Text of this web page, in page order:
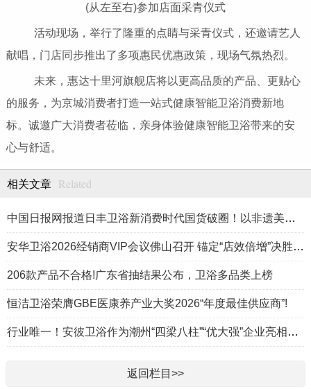
(从左至右)参加店面采青仪式
活动现场，举行了隆重的点睛与采青仪式，还邀请艺人
献唱，门店同步推出了多项惠民优惠政策，现场气氛热烈。
未来，惠达十里河旗舰店将以更高品质的产品、更贴心
的服务，为京城消费者打造一站式健康智能卫浴消费新地
标。诚邀广大消费者莅临，亲身体验健康智能卫浴带来的安
心与舒适。
相关文章 Related
中国日报网报道日丰卫浴新消费时代国货破圈！以非遗美学重构居家生活方式
安华卫浴2026经销商VIP会议佛山召开 锚定“店效倍增”决胜高端卫浴新赛道
206款产品不合格!广东省抽结果公布，卫浴多品类上榜
恒洁卫浴荣膺GBE医康养产业大奖2026“年度最佳供应商”!
行业唯一！安彼卫浴作为潮州“四梁八柱”“优大强”企业亮相《飞越广东·产业脊梁》
返回栏目>>